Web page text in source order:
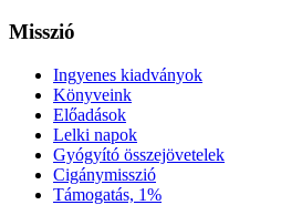
Misszió
Ingyenes kiadványok
Könyveink
Előadások
Lelki napok
Gyógyító összejövetelek
Cigánymisszió
Támogatás, 1%